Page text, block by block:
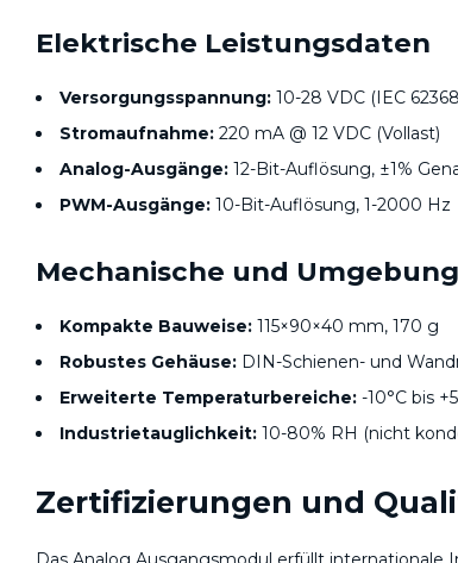
Elektrische Leistungsdaten
Versorgungsspannung: 10-28 VDC (IEC
Stromaufnahme: 220 mA @ 12 VDC (Vollast)
Analog-Ausgänge: 12-Bit-Auflösung, ±1%
PWM-Ausgänge: 10-Bit-Auflösung, 1-2000 Hz
Mechanische und
Kompakte Bauweise: 115×90×40 mm, 170 g
Robustes Gehäuse: DIN-Schienen- und
Erweiterte Temperaturbereiche: -10°C bis
Industrietauglichkeit: 10-80% RH (nicht
Zertifizierungen und